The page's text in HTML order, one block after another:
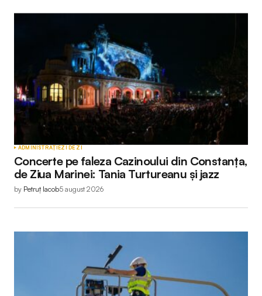
ADMINISTRAȚIEZI DE ZI
Concerte pe faleza Cazinoului din Constanța,
de Ziua Marinei: Tania Turtureanu și jazz
by Petruț Iacob5 august 2026